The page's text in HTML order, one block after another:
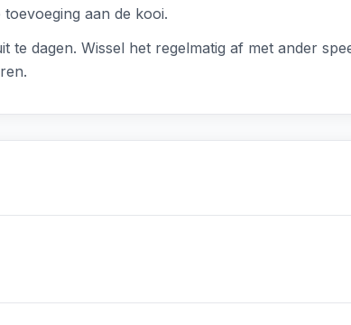
aan de kooi.
te dagen. Wissel het regelmatig af met ander